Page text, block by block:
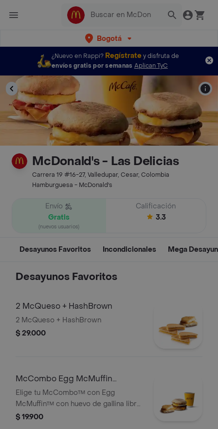
Bogotá
¿Nuevo en Rappi? Regístratey disfruta de
envíos gratis por semanas Aplican TyC
McDonald's - Las Delicias
Carrera 19 #16-27, Valledupar, Cesar, Colombia
Hamburguesa - McDonald's
Envío
Gratis
(nuevos usuarios)
Calificación
3.3
Desayunos Favoritos Incondicionales Mega
Desayunos Favoritos
2 McQueso + HashBrown
2 McQueso + HashBrown
$ 29.000
McCombo Egg McMuffin
Salchicha
Elige tu McCombo™ con Egg
McMuffin™ con huevo de gallina libre
jaula, queso cheddar, salchicha y
$ 19.900